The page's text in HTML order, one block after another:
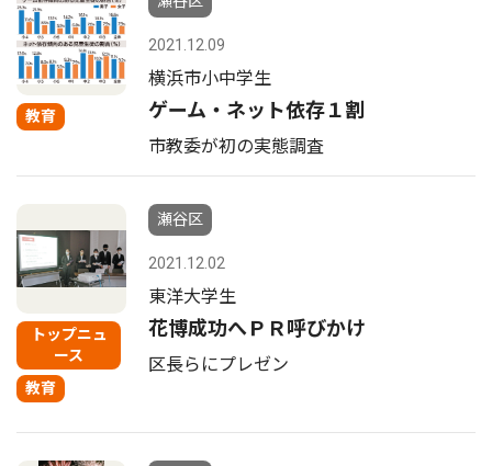
教育
2021.12.09
横浜市小中学生
ゲーム・ネット依存１割
市教委が初の実態調査
トップニュ
ース
教育
瀬谷区
2021.12.02
東洋大学生
花博成功へＰＲ呼びかけ
区長らにプレゼン